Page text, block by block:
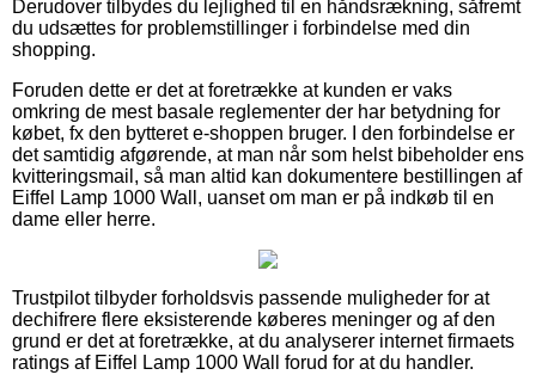
Derudover tilbydes du lejlighed til en håndsrækning, såfremt
du udsættes for problemstillinger i forbindelse med din
shopping.
Foruden dette er det at foretrække at kunden er vaks
omkring de mest basale reglementer der har betydning for
købet, fx den bytteret e-shoppen bruger. I den forbindelse er
det samtidig afgørende, at man når som helst bibeholder ens
kvitteringsmail, så man altid kan dokumentere bestillingen af
Eiffel Lamp 1000 Wall, uanset om man er på indkøb til en
dame eller herre.
Trustpilot tilbyder forholdsvis passende muligheder for at
dechifrere flere eksisterende køberes meninger og af den
grund er det at foretrække, at du analyserer internet firmaets
ratings af Eiffel Lamp 1000 Wall forud for at du handler.